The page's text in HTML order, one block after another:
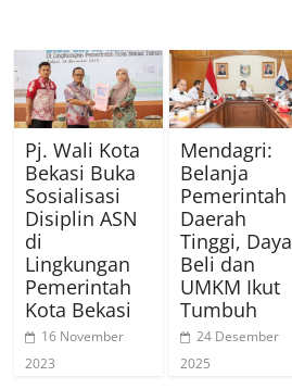
Pj. Wali Kota
Bekasi Buka
Sosialisasi
Disiplin ASN
di
Lingkungan
Pemerintah
Kota Bekasi
16 November
2023
Mendagri:
Belanja
Pemerintah
Daerah
Tinggi, Daya
Beli dan
UMKM Ikut
Tumbuh
24 Desember
2025